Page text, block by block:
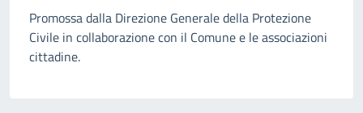
Promossa dalla Direzione Generale della Protezione
Civile in collaborazione con il Comune e le associazioni
cittadine.